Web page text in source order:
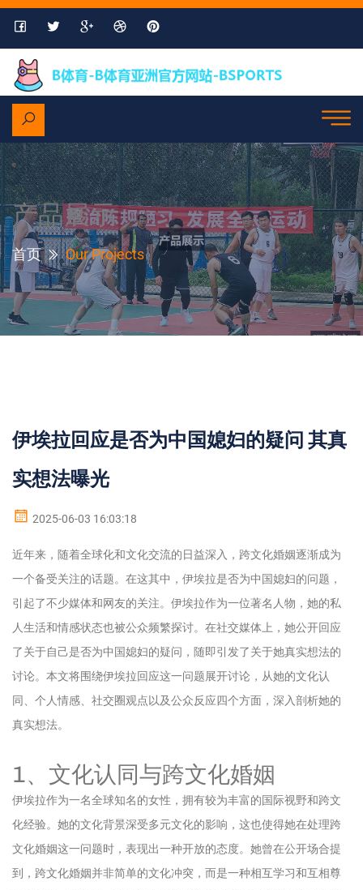
产品展示
首页 Our Projects
伊埃拉回应是否为中国媳妇的疑问 其真
实想法曝光
2025-06-03 16:03:18
近年来，随着全球化和文化交流的日益深入，跨文化婚姻逐渐成为
一个备受关注的话题。在这其中，伊埃拉是否为中国媳妇的问题，
引起了不少媒体和网友的关注。伊埃拉作为一位著名人物，她的私
人生活和情感状态也被公众频繁探讨。在社交媒体上，她公开回应
了关于自己是否为中国媳妇的疑问，随即引发了关于她真实想法的
讨论。本文将围绕伊埃拉回应这一问题展开讨论，从她的文化认
同、个人情感、社交圈观点以及公众反应四个方面，深入剖析她的
真实想法。
1、文化认同与跨文化婚姻
伊埃拉作为一名全球知名的女性，拥有较为丰富的国际视野和跨文
化经验。她的文化背景深受多元文化的影响，这也使得她在处理跨
文化婚姻这一问题时，表现出一种开放的态度。她曾在公开场合提
到，跨文化婚姻并非简单的文化冲突，而是一种相互学习和互相尊